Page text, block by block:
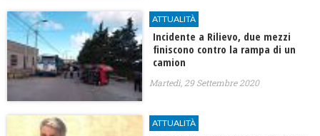
ATTUALITÀ
Incidente a Rilievo, due mezzi
finiscono contro la rampa di un
camion
Martedì, 29 Settembre 2020
ATTUALITÀ